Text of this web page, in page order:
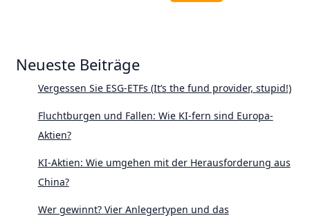
Neueste Beiträge
Vergessen Sie ESG-ETFs (It’s the fund provider, stupid!)
Fluchtburgen und Fallen: Wie KI-fern sind Europa-
Aktien?
KI-Aktien: Wie umgehen mit der Herausforderung aus
China?
Wer gewinnt? Vier Anlegertypen und das